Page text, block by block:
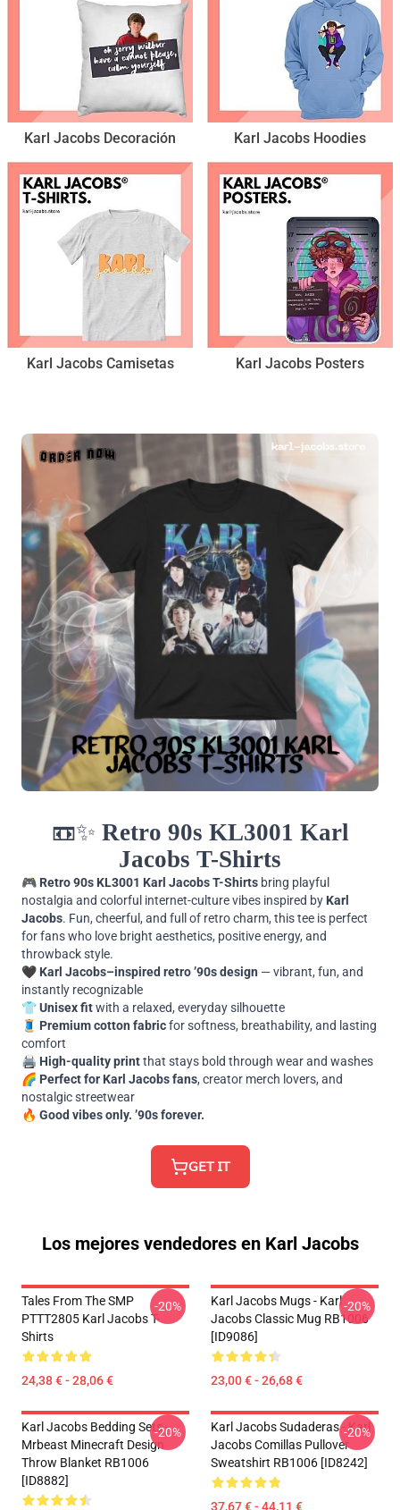
Karl Jacobs Decoración Karl Jacobs Hoodies
Karl Jacobs Camisetas Karl Jacobs Posters
📼✨ Retro 90s KL3001 Karl
Jacobs T-Shirts
🎮 Retro 90s KL3001 Karl Jacobs T-Shirts bring playful
nostalgia and colorful internet-culture vibes inspired by Karl
Jacobs. Fun, cheerful, and full of retro charm, this tee is perfect
for fans who love bright aesthetics, positive energy, and
throwback style.
🖤 Karl Jacobs–inspired retro ’90s design — vibrant, fun, and
instantly recognizable
👕Unisex fitwith a relaxed, everyday silhouette
🧵 Premium cotton fabricfor softness, breathability, and lasting
comfort
🖨️ High-quality printthat stays bold through wear and washes
🌈 Perfect for Karl Jacobs fans, creator merch lovers, and
nostalgic streetwear
🔥 Good vibes only. ’90s forever.
𝖦𝖤𝖳 𝖨𝖳
Los mejores vendedores en Karl Jacobs
Tales From The SMP
PTTT2805 Karl Jacobs T-
Shirts
24,38 € - 28,06 €
-20%
Karl Jacobs Mugs - Karl
Jacobs Classic Mug RB1006
[ID9086]
23,00 € - 26,68 €
-20%
Karl Jacobs Bedding Sets -
Mrbeast Minecraft Design
Throw Blanket RB1006
[ID8882]
-20%
Karl Jacobs Sudaderas - Karl
Jacobs Comillas Pullover
Sweatshirt RB1006 [ID8242]
37,67 € - 44,11 €
-20%